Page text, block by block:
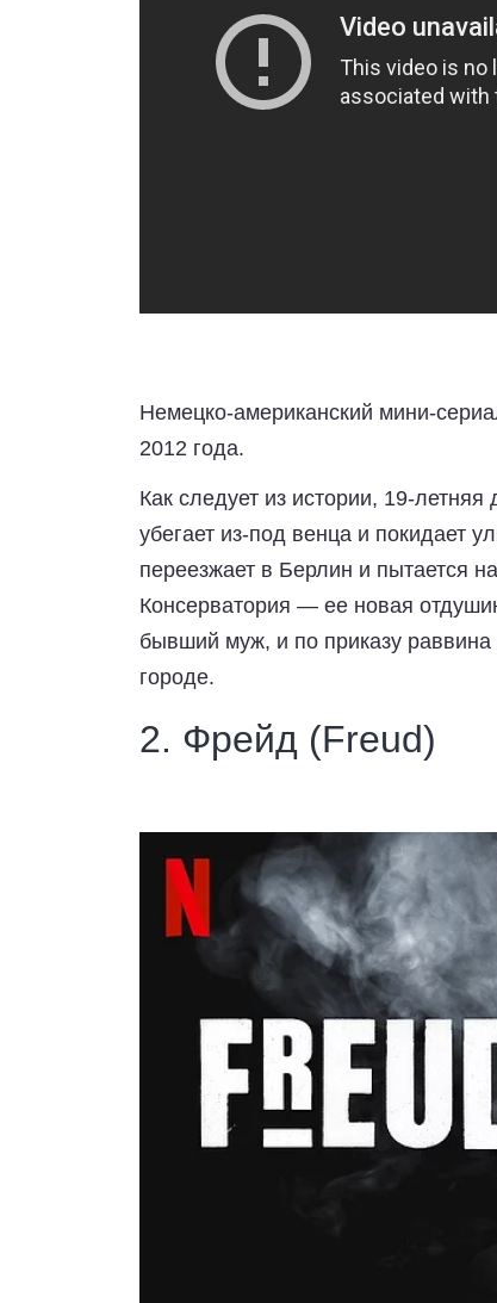
Немецко-американский мини-
2012 года.
Как следует из истории, 19-
убегает из-под венца и покидает
переезжает в Берлин и пытается
Консерватория — ее новая
бывший муж, и по приказу
городе.
2. Фрейд (Freud)